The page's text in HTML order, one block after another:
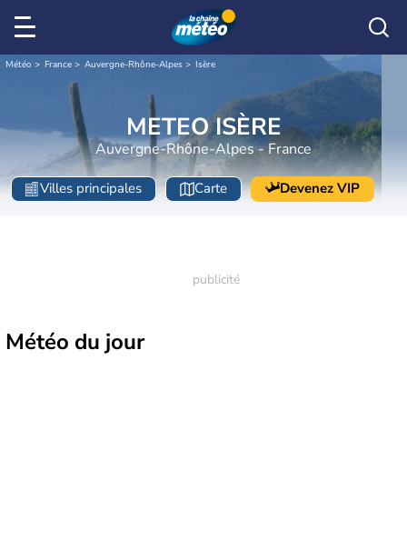
Météo France Auvergne-Rhône-Alpes Isère
METEO ISÈRE
Auvergne-Rhône-Alpes - France
Villes principales Carte Devenez VIP
Météo du jour